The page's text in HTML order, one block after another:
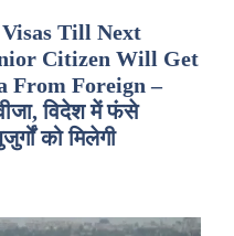
Till Next
Citizen Will Get
From Foreign –
विदेश में फंसे
को मिलेगी